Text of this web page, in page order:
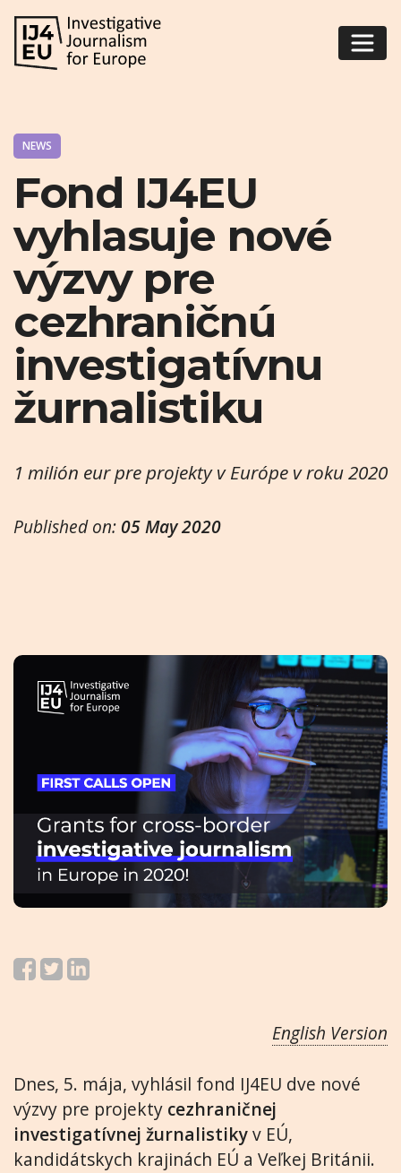
NEWS
Fond IJ4EU
vyhlasuje nové
výzvy pre
cezhraničnú
investigatívnu
žurnalistiku
1 milión eur pre projekty v Európe v roku 2020
Published on: 05 May 2020
English Version
Dnes, 5. mája, vyhlásil fond IJ4EU dve nové
výzvy pre projekty cezhraničnej
investigatívnej žurnalistikyv EÚ,
kandidátskych krajinách EÚ a Veľkej Británii.